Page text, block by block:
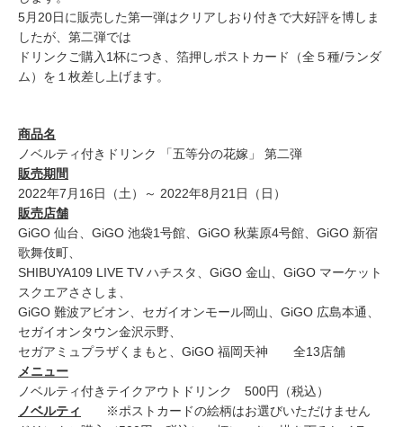
5月20日に販売した第一弾はクリアしおり付きで大好評を博しま
したが、第二弾では
ドリンクご購入1杯につき、箔押しポストカード（全５種/ランダ
ム）を１枚差し上げます。
商品名
ノベルティ付きドリンク 「五等分の花嫁」 第二弾
販売期間
2022年7月16日（土）～ 2022年8月21日（日）
販売店舗
GiGO 仙台、GiGO 池袋1号館、GiGO 秋葉原4号館、GiGO 新宿
歌舞伎町、
SHIBUYA109 LIVE TV ハチスタ、GiGO 金山、GiGO マーケット
スクエアささしま、
GiGO 難波アビオン、セガイオンモール岡山、GiGO 広島本通、
セガイオンタウン金沢示野、
セガアミュプラザくまもと、GiGO 福岡天神 全13店舗
メニュー
ノベルティ付きテイクアウトドリンク 500円（税込）
ノベルティ
※ポストカードの絵柄はお選びいただけません